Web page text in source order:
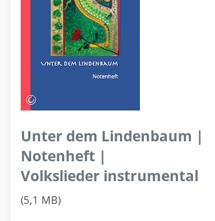
Unter dem Lindenbaum |
Notenheft |
Volkslieder instrumental
(5,1 MB)